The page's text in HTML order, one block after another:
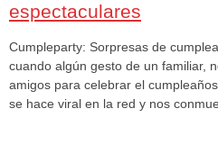
espectaculares
Cumpleparty: Sorpresas de
cuando algún gesto de un familiar,
amigos para celebrar el
se hace viral en la red y nos